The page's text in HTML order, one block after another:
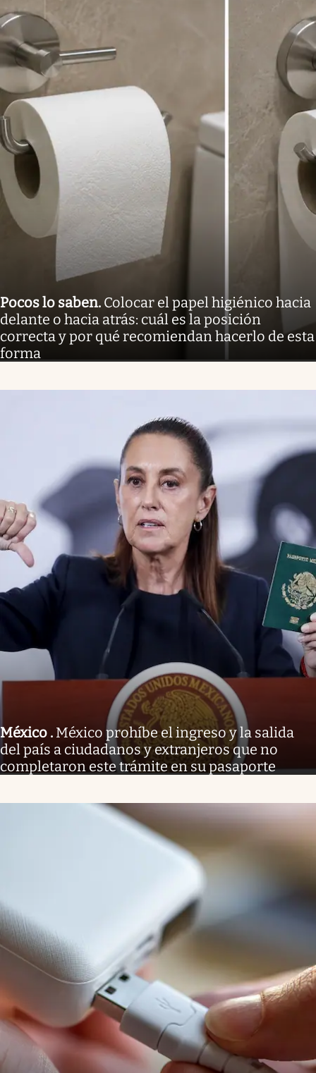
Pocos lo saben. Colocar el papel higiénico hacia
delante o hacia atrás: cuál es la posición
correcta y por qué recomiendan hacerlo de esta
forma
México . México prohíbe el ingreso y la salida
del país a ciudadanos y extranjeros que no
completaron este trámite en su pasaporte